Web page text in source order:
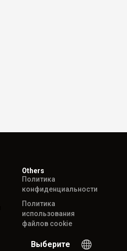
Others
Политика
конфиденциальности
Политика
использования
файлов cookie
Выберите